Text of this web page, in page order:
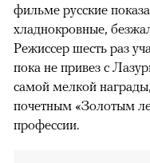
фильме русские
хладнокровные,
Режиссер шесть раз
пока не привез с
самой мелкой
почетным «Золотым
профессии.